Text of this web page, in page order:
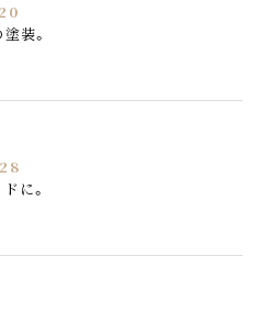
装。
に。